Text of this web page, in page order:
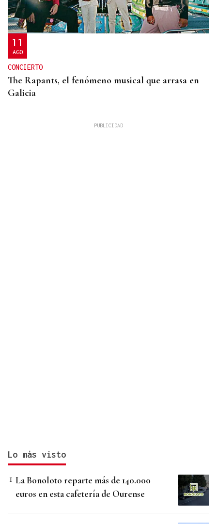
11
AGO
CONCIERTO
The Rapants, el fenómeno musical que arrasa en
Galicia
Lo más visto
La Bonoloto reparte más de 140.000
euros en esta cafetería de Ourense